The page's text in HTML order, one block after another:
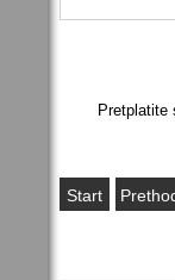
Pretplatite
Start